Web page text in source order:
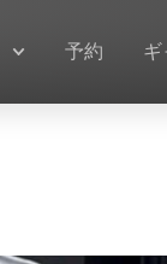
予約